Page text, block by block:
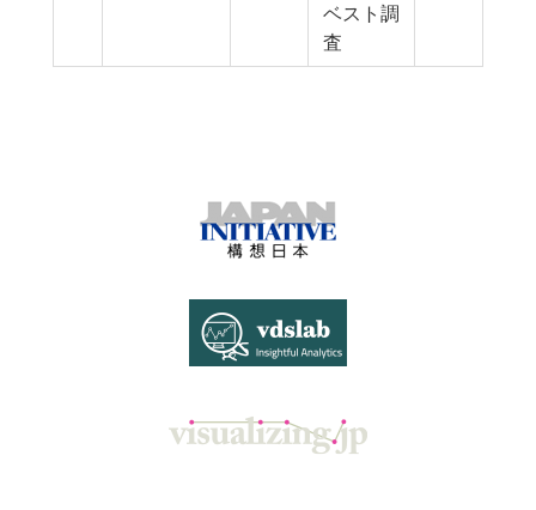
ベスト調
査